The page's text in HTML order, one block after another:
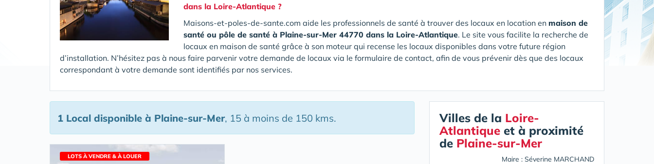
dans la Loire-Atlantique ?
Maisons-et-poles-de-sante.com aide les professionnels de santé à trouver des locaux en location en maison de
santé ou pôle de santé à Plaine-sur-Mer 44770 dans la Loire-Atlantique. Le site vous facilite la recherche de
locaux en maison de santé grâce à son moteur qui recense les locaux disponibles dans votre future région
d’installation. N’hésitez pas à nous faire parvenir votre demande de locaux via le formulaire de contact, afin de vous prévenir dès que des locaux
correspondant à votre demande sont identifiés par nos services.
1 Local disponible à Plaine-sur-Mer, 15 à moins de 150 kms.
LOTS À VENDRE & À LOUER
Villes de la Loire-
Atlantique et à proximité
de Plaine-sur-Mer
Maire : Séverine MARCHAND